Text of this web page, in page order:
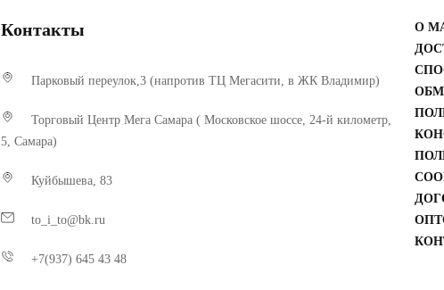
Контакты
Парковый переулок,3 (напротив ТЦ Мегасити, в ЖК Владимир)
Торговый Центр Мега Самара ( Московское шоссе, 24-й километр,
5, Самара)
Куйбышева, 83
to_i_to@bk.ru
+7(937) 645 43 48
О